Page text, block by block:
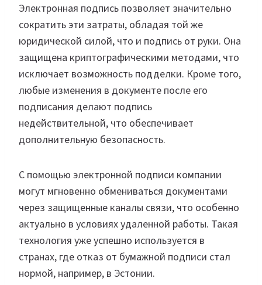
Электронная подпись позволяет значительно
сократить эти затраты, обладая той же
юридической силой, что и подпись от руки. Она
защищена криптографическими методами, что
исключает возможность подделки. Кроме того,
любые изменения в документе после его
подписания делают подпись
недействительной, что обеспечивает
дополнительную безопасность.
С помощью электронной подписи компании
могут мгновенно обмениваться документами
через защищенные каналы связи, что особенно
актуально в условиях удаленной работы. Такая
технология уже успешно используется в
странах, где отказ от бумажной подписи стал
нормой, например, в Эстонии.